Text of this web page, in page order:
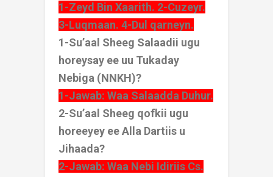
1-Zeyd Bin Xaarith. 2-Cuzeyr.
3-Luqmaan. 4-Dul qarneyn.
1-Su’aal Sheeg Salaadii ugu
horeysay ee uu Tukaday
Nebiga (NNKH)?
1-Jawab: Waa Salaadda Duhur.
2-Su’aal Sheeg qofkii ugu
horeeyey ee Alla Dartiis u
Jihaada?
2-Jawab: Waa Nebi Idiriis Cs.